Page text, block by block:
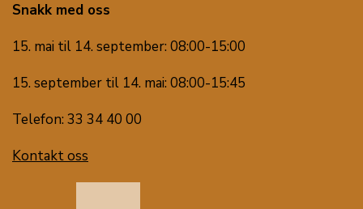
Snakk med oss
15. mai til 14. september: 08:00-15:00
15. september til 14. mai: 08:00-15:45
Telefon: 33 34 40 00
Kontakt oss